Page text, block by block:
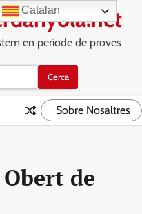
en període de proves
Sobre Nosaltres
de
Catalan